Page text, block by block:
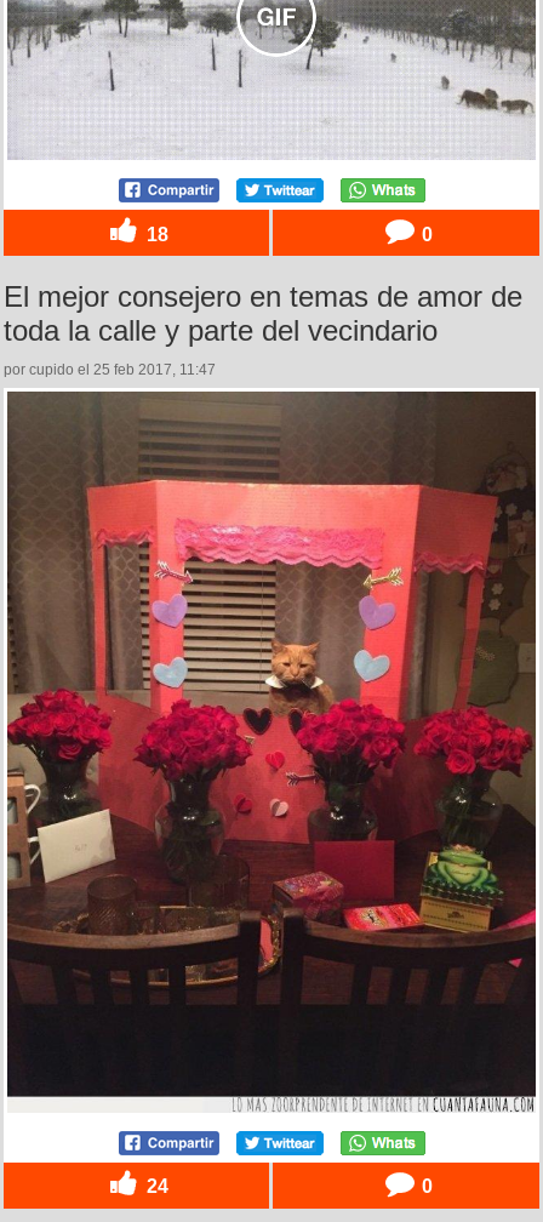
18 0
El mejor consejero en temas de amor de
toda la calle y parte del vecindario
por cupido el 25 feb 2017, 11:47
24 0